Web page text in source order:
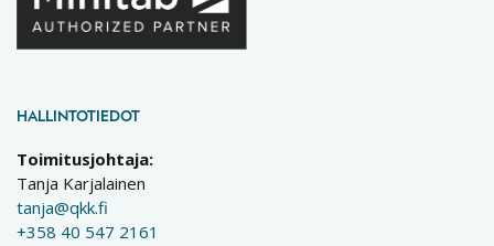
HALLINTOTIEDOT
Toimitusjohtaja:
Tanja Karjalainen
tanja@qkk.fi
+358 40 547 2161